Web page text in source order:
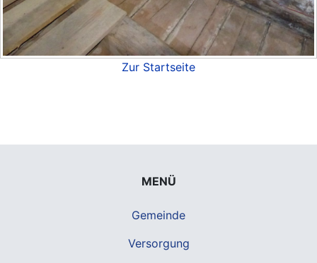
Zur Startseite
MENÜ
Gemeinde
Versorgung